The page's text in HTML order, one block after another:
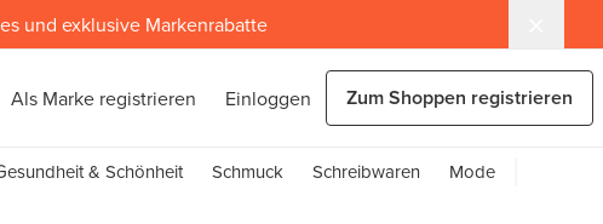
und exklusive Markenrabatte
Als Marke registrieren Einloggen Zum Shoppen registrieren
& Schönheit Schmuck Schreibwaren
Mode